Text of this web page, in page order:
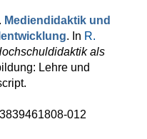
Mediendidaktik und
. In R.
als
Lehre und
012